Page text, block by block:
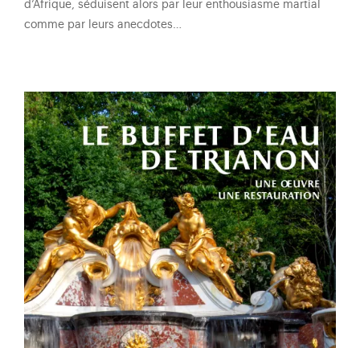
d’Afrique, séduisent alors par leur enthousiasme martial
comme par leurs anecdotes…